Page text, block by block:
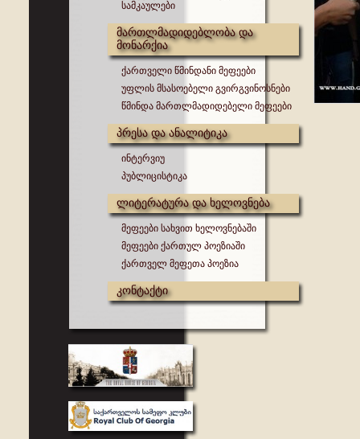
სამკაულები
მართლმადიდებლობა და
მონარქია
ქართველი წმინდანი მეფეები
უფლის მსასოებელი გვირგვინოსნები
წმინდა მართლმადიდებელი მეფეები
პრესა და ანალიტიკა
ინტერვიუ
პუბლიცისტიკა
ლიტერატურა და ხელოვნება
მეფეები სახვით ხელოვნებაში
მეფეები ქართულ პოეზიაში
ქართველ მეფეთა პოეზია
კონტაქტი